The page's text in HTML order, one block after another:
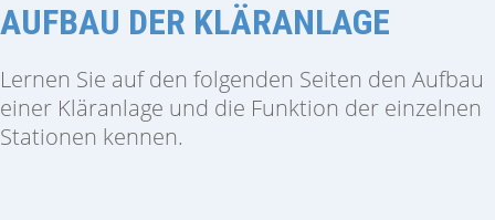
AUFBAU DER KLÄRANLAGE
Lernen Sie auf den folgenden Seiten den Aufbau
einer Kläranlage und die Funktion der einzelnen
Stationen kennen.